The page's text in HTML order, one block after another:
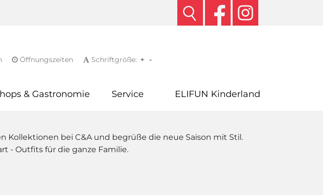
Öffnungszeiten Schriftgröße: -
+
& Gastronomie Service ELIFUN Kinderland
Kollektionen beiC&Aund begrüße die neue Saison mit Stil.
- Outfits für die ganze Familie.